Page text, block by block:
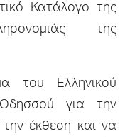
Κατάλογο της
της
του Ελληνικού
Οδησσού για την
έκθεση και να